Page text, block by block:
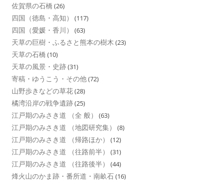
佐賀県の石橋 (26)
四国（徳島・高知） (117)
四国（愛媛・香川） (63)
天草の巨樹・ふるさと熊本の樹木 (23)
天草の石橋 (10)
天草の風景・史跡(31)
寄稿・ゆうこう・その他(72)
山野歩きなどの草花(28)
橘湾沿岸の戦争遺跡(25)
江戸期のみさき道 （全 般） (63)
江戸期のみさき道 （地図研究集） (8)
江戸期のみさき道 （帰路ほか） (12)
江戸期のみさき道 （往路前半） (31)
江戸期のみさき道 （往路後半） (44)
烽火山のかま跡・番所道・南畝石(16)